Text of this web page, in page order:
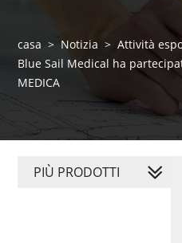
casa > Notizia > Attività
Blue Sail Medical ha
MEDICA
PIÙ PRODOTTI